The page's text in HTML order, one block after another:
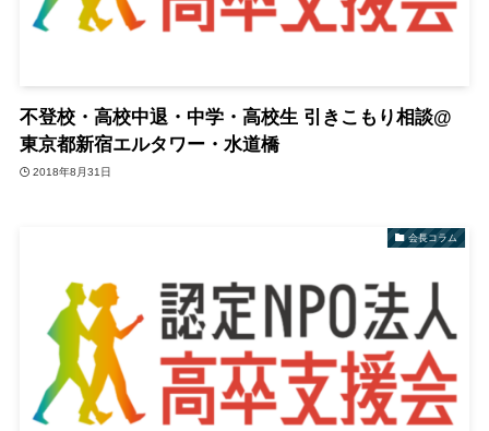
不登校・高校中退・中学・高校生 引きこもり相談@
東京都新宿エルタワー・水道橋
2018年8月31日
会長コラム